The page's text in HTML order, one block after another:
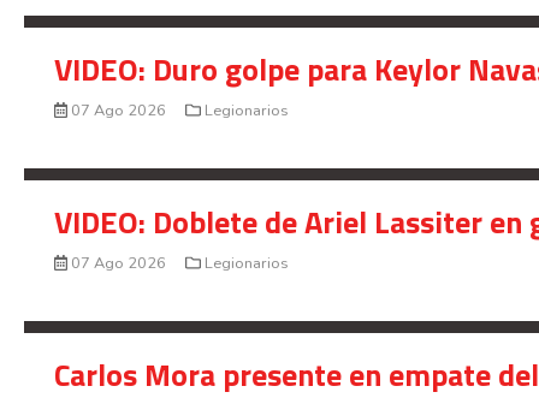
VIDEO: Duro golpe para Keylor
07 Ago 2026 Legionarios
VIDEO: Doblete de Ariel Lassiter
07 Ago 2026 Legionarios